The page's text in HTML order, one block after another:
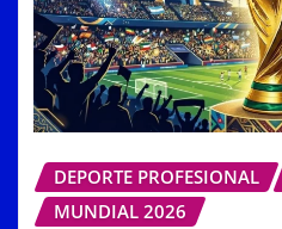
DEPORTE PROFESIONAL
MUNDIAL 2026